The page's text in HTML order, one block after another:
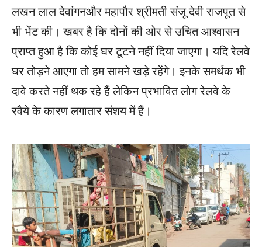
लखन लाल देवांगनऔर महापौर श्रीमती संजू देवी राजपूत से
भी भेंट की। खबर है कि दोनों की ओर से उचित आश्वासन
प्राप्त हुआ है कि कोई घर टूटने नहीं दिया जाएगा। यदि रेलवे
घर तोड़ने आएगा तो हम सामने खड़े रहेंगे। इनके समर्थक भी
दावे करते नहीं थक रहे हैं लेकिन प्रभावित लोग रेलवे के
रवैये के कारण लगातार संशय में हैं।